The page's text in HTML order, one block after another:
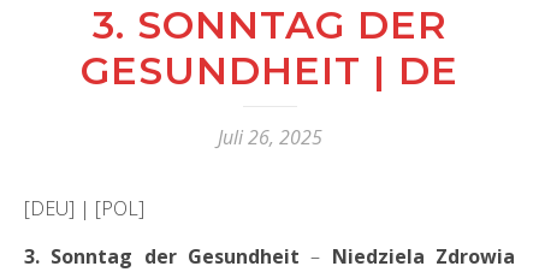
3. SONNTAG DER
GESUNDHEIT | DE
Juli 26, 2025
[DEU] | [POL]
3. Sonntag der Gesundheit – Niedziela Zdrowia